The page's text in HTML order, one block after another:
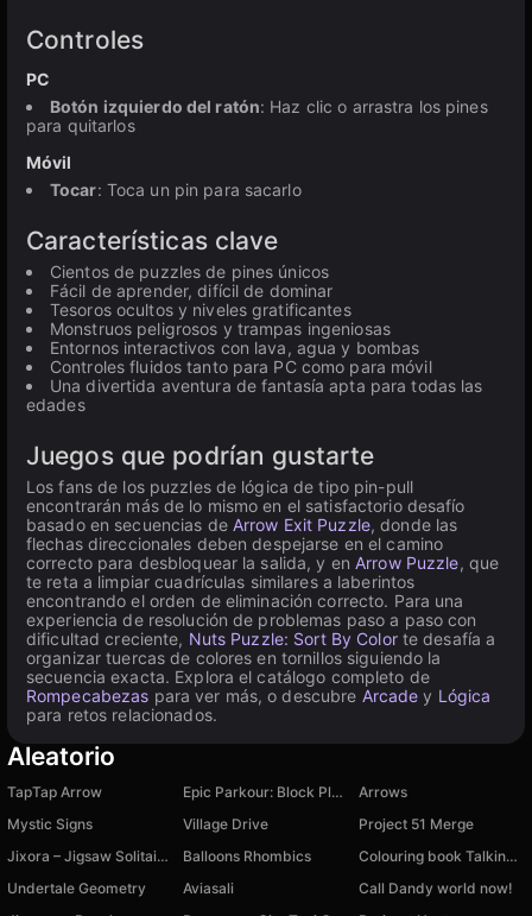
Controles
PC
Botón izquierdo del ratón: Haz clic o arrastra los pines
para quitarlos
Móvil
Tocar: Toca un pin para sacarlo
Características clave
Cientos de puzzles de pines únicos
Fácil de aprender, difícil de dominar
Tesoros ocultos y niveles gratificantes
Monstruos peligrosos y trampas ingeniosas
Entornos interactivos con lava, agua y bombas
Controles fluidos tanto para PC como para móvil
Una divertida aventura de fantasía apta para todas las
edades
Juegos que podrían gustarte
Los fans de los puzzles de lógica de tipo pin-pull
encontrarán más de lo mismo en el satisfactorio desafío
basado en secuencias de Arrow Exit Puzzle, donde las
flechas direccionales deben despejarse en el camino
correcto para desbloquear la salida, y enArrow Puzzle, que
te reta a limpiar cuadrículas similares a laberintos
encontrando el orden de eliminación correcto. Para una
experiencia de resolución de problemas paso a paso con
dificultad creciente, Nuts Puzzle: Sort By Colorte desafía a
organizar tuercas de colores en tornillos siguiendo la
secuencia exacta. Explora el catálogo completo de
Rompecabezas para ver más, o descubre Arcade y Lógica
para retos relacionados.
Aleatorio
TapTap Arrow Epic Parkour: Block Platformer
Arrows
Mystic Signs
Village Drive
Project 51 Merge
Jixora – Jigsaw Solitaire Puzzle
Balloons Rhombics
Colouring book Talking Tom
Undertale Geometry
Aviasali
Call Dandy world now!